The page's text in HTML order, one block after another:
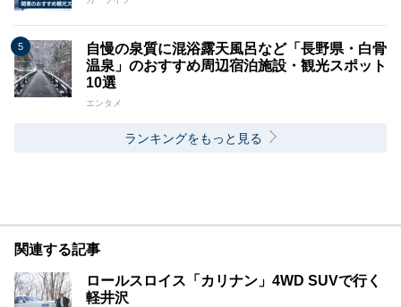
自慢の泉質に混浴露天風呂など「長野県・白骨
温泉」のおすすめ周辺宿泊施設・観光スポット
10選
エンタメ
ランキングをもっと見る
関連する記事
ロールスロイス「カリナン」4WD SUVで行く
軽井沢